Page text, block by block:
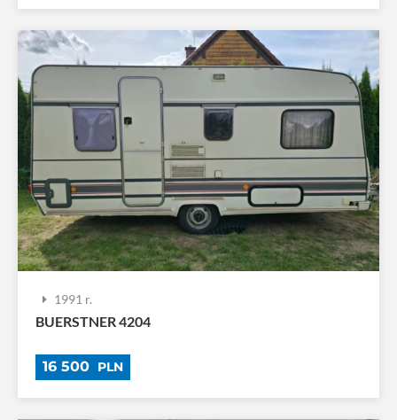
1991 r.
BUERSTNER 4204
16 500 PLN